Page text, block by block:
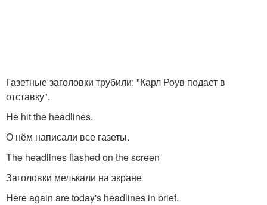
Газетные заголовки трубили: "Карл Роув подает в
отставку".
He hit the headlines.
О нём написали все газеты.
The headlines flashed on the screen
Заголовки мелькали на экране
Here again are today's headlines in brief.